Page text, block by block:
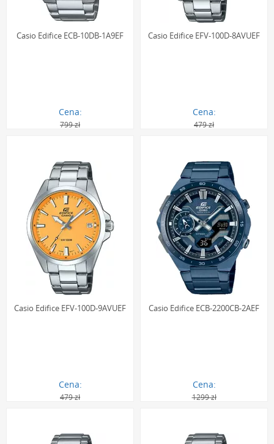
Casio Edifice ECB-10DB-1A9EF
Cena:
799 zł
Casio Edifice EFV-100D-8AVUEF
Cena:
479 zł
Casio Edifice EFV-100D-9AVUEF
Cena:
479 zł
Casio Edifice ECB-2200CB-2AEF
Cena:
1299 zł